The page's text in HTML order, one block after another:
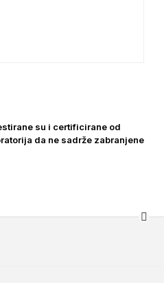
su i certificirane od
da ne sadrže zabranjene